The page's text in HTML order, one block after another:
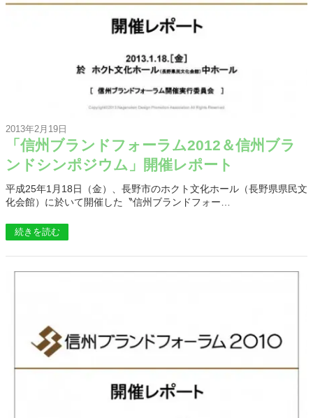
2013年2月19日
「信州ブランドフォーラム2012＆信州ブラ
ンドシンポジウム」開催レポート
平成25年1月18日（金）、長野市のホクト文化ホール（長野県県民文
化会館）に於いて開催した〝信州ブランドフォー…
続きを読む